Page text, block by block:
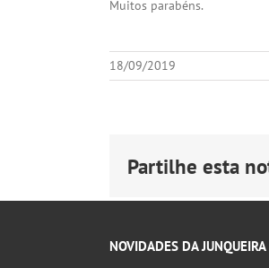
Muitos parabéns.
18/09/2019
Partilhe esta
NOVIDADES DA JUNQUEIRA